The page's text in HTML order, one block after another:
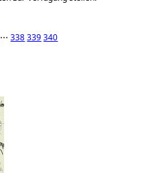
⋅⋅⋅338339340